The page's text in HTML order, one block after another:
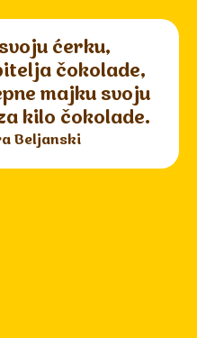
ćerku,
čokolade,
majku svoju
kilo čokolade.
Beljanski